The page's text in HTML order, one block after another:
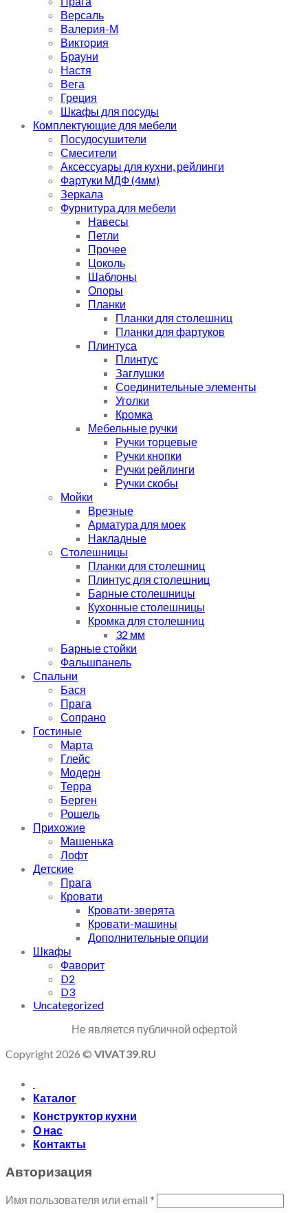
Версаль
Валерия-М
Виктория
Брауни
Настя
Вега
Греция
Шкафы для посуды
Комплектующие для мебели
Посудосушители
Смесители
Аксессуары для кухни, рейлинги
Фартуки МДФ (4мм)
Зеркала
Фурнитура для мебели
Навесы
Петли
Прочее
Цоколь
Шаблоны
Опоры
Планки
Планки для столешниц
Планки для фартуков
Плинтуса
Плинтус
Заглушки
Соединительные элементы
Уголки
Кромка
Мебельные ручки
Ручки торцевые
Ручки кнопки
Ручки рейлинги
Ручки скобы
Мойки
Врезные
Арматура для моек
Накладные
Столешницы
Планки для столешниц
Плинтус для столешниц
Барные столешницы
Кухонные столешницы
Кромка для столешниц
32 мм
Барные стойки
Фальшпанель
Спальни
Бася
Прага
Сопрано
Гостиные
Марта
Глейс
Модерн
Терра
Берген
Рошель
Прихожие
Машенька
Лофт
Детские
Прага
Кровати
Кровати-зверята
Кровати-машины
Дополнительные опции
Шкафы
Фаворит
D2
D3
Uncategorized
Не является публичной офертой
Copyright 2026 © VIVAT39.RU
Каталог
Конструктор кухни
О нас
Контакты
Авторизация
Имя пользователя или email *